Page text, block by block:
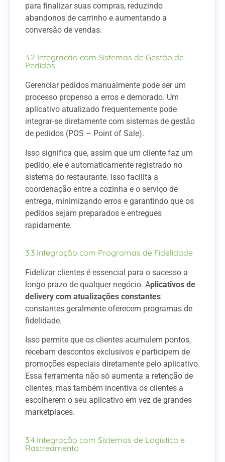
para finalizar suas compras, reduzindo
abandonos de carrinho e aumentando a
conversão de vendas.
3.2 Integração com Sistemas de Gestão de
Pedidos
Gerenciar pedidos manualmente pode ser um
processo propenso a erros e demorado. Um
aplicativo atualizado frequentemente pode
integrar-se diretamente com sistemas de gestão
de pedidos (POS – Point of Sale).
Isso significa que, assim que um cliente faz um
pedido, ele é automaticamente registrado no
sistema do restaurante. Isso facilita a
coordenação entre a cozinha e o serviço de
entrega, minimizando erros e garantindo que os
pedidos sejam preparados e entregues
rapidamente.
3.3 Integração com Programas de Fidelidade
Fidelizar clientes é essencial para o sucesso a
longo prazo de qualquer negócio. Aplicativos de
delivery com atualizações constantes
constantes geralmente oferecem programas de
fidelidade.
Isso permite que os clientes acumulem pontos,
recebam descontos exclusivos e participem de
promoções especiais diretamente pelo aplicativo.
Essa ferramenta não só aumenta a retenção de
clientes, mas também incentiva os clientes a
escolherem o seu aplicativo em vez de grandes
marketplaces.
3.4 Integração com Sistemas de Logística e
Rastreamento